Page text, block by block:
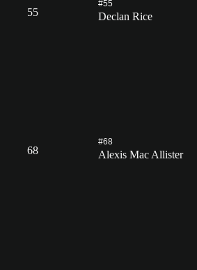
55
#55
Declan Rice
68
#68
Alexis Mac Allister